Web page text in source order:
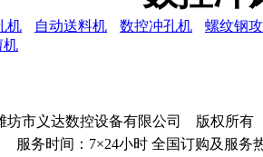
机 自动送料机 数控冲孔机
螺纹钢
机
坊市义达数控设备有限公司 版权所
服务时间：7×24小时 全国订购及服